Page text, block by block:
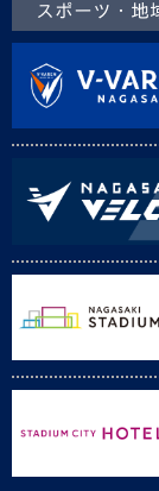
スポーツ・地